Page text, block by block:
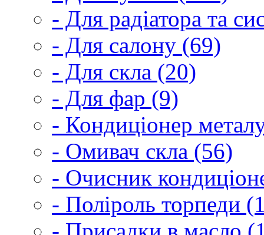
- Для радіатора та
- Для салону (69)
- Для скла (20)
- Для фар (9)
- Кондиціонер
- Омивач скла (56)
- Очисник
- Поліроль торпеди